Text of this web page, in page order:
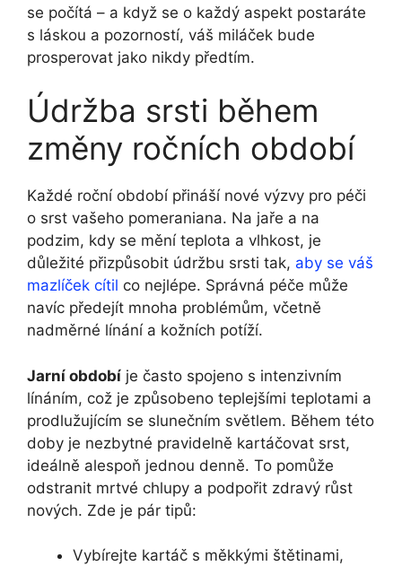
se počítá – a když se o každý aspekt postaráte
s láskou a pozorností, váš miláček bude
prosperovat jako nikdy předtím.
Údržba srsti během
změny ročních období
Každé roční období přináší nové výzvy pro péči
o srst vašeho pomeraniana. Na jaře a na
podzim, kdy se mění teplota a vlhkost, je
důležité přizpůsobit údržbu srsti tak, aby se váš
mazlíček cítil co nejlépe. Správná péče může
navíc předejít mnoha problémům, včetně
nadměrné línání a kožních potíží.
Jarní období je často spojeno s intenzivním
línáním, což je způsobeno teplejšími teplotami a
prodlužujícím se slunečním světlem. Během této
doby je nezbytné pravidelně kartáčovat srst,
ideálně alespoň jednou denně. To pomůže
odstranit mrtvé chlupy a podpořit zdravý růst
nových. Zde je pár tipů:
Vybírejte kartáč s měkkými štětinami,